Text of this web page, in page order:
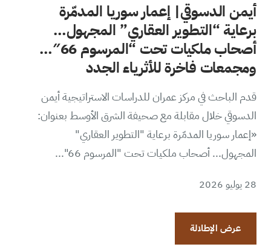
أيمن الدسوقي| إعمار سوريا المدمّرة
برعاية “التطوير العقاري” المجهول…
أصحاب ملكيات تحت “المرسوم 66″…
ومجمعات فاخرة للأثرياء الجدد
قدم الباحث في مركز عمران للدراسات الاستراتيجية أيمن
الدسوقي خلال مقابلة مع صحيفة الشرق الأوسط بعنوان:
«إعمار سوريا المدمّرة برعاية "التطوير العقاري"
المجهول... أصحاب ملكيات تحت "المرسوم 66"...
28 يوليو 2026
عرض الإطلالة